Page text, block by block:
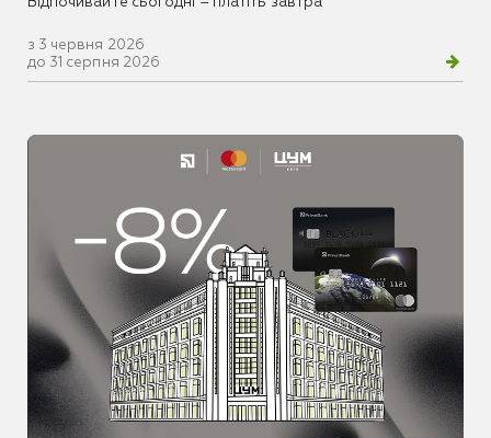
з 3 червня 2026
до 31 серпня 2026